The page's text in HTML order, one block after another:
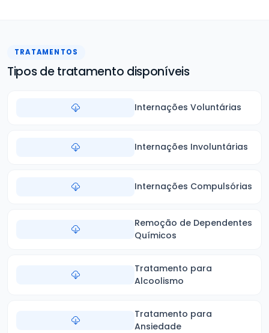
TRATAMENTOS
Tipos de tratamento disponíveis
Internações Voluntárias
Internações Involuntárias
Internações Compulsórias
Remoção de Dependentes
Químicos
Tratamento para
Alcoolismo
Tratamento para
Ansiedade